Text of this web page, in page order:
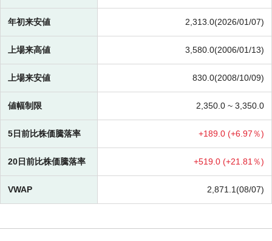
年初来安値 2,313.0(2026/01/07)
上場来高値 3,580.0(2006/01/13)
上場来安値 830.0(2008/10/09)
値幅制限 2,350.0 ~ 3,350.0
5日前比株価騰落率 +189.0 (+6.97％)
20日前比株価騰落率 +519.0 (+21.81％)
VWAP 2,871.1(08/07)